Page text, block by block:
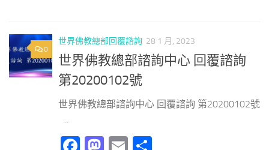
0
世界佛教總部回覆諮詢 28 1 月, 2023
世界佛教總部諮詢中心 回覆諮詢
第20200102號
世界佛教總部諮詢中心 回覆諮詢 第20200102號
...